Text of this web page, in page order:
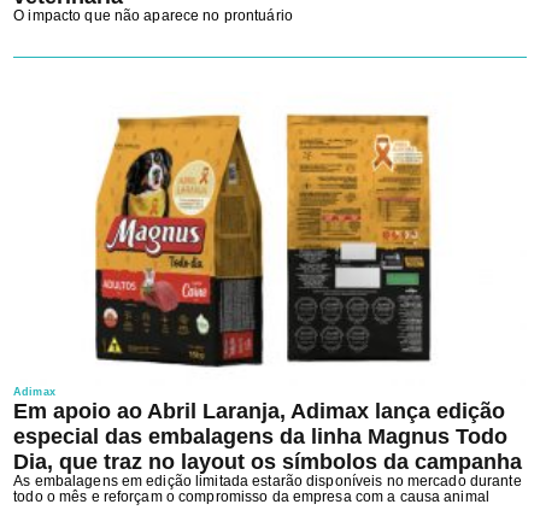
O impacto que não aparece no prontuário
Adimax
Em apoio ao Abril Laranja, Adimax lança edição
especial das embalagens da linha Magnus Todo
Dia, que traz no layout os símbolos da campanha
As embalagens em edição limitada estarão disponíveis no mercado durante
todo o mês e reforçam o compromisso da empresa com a causa animal